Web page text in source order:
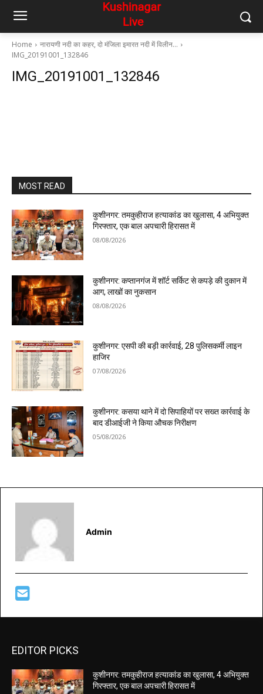
Home
नारायणी नदी का कहर, दो मंजिला इमारत नदी में विलीन…
IMG_20191001_132846
IMG_20191001_132846
MOST READ
कुशीनगर: तमकुहीराज हत्याकांड का खुलासा, 4 अभियुक्त
गिरफ्तार, एक बाल अपचारी हिरासत में
08/08/2026
कुशीनगर: कप्तानगंज में शॉर्ट सर्किट से कपड़े की दुकान में
आग, लाखों का नुकसान
08/08/2026
कुशीनगर: एसपी की बड़ी कार्रवाई, 28 पुलिसकर्मी लाइन
हाजिर
07/08/2026
कुशीनगर: कसया थाने में दो सिपाहियों पर सख्त कार्रवाई के
बाद डीआईजी ने किया औचक निरीक्षण
05/08/2026
Admin
EDITOR PICKS
कुशीनगर: तमकुहीराज हत्याकांड का खुलासा, 4 अभियुक्त
गिरफ्तार, एक बाल अपचारी हिरासत में